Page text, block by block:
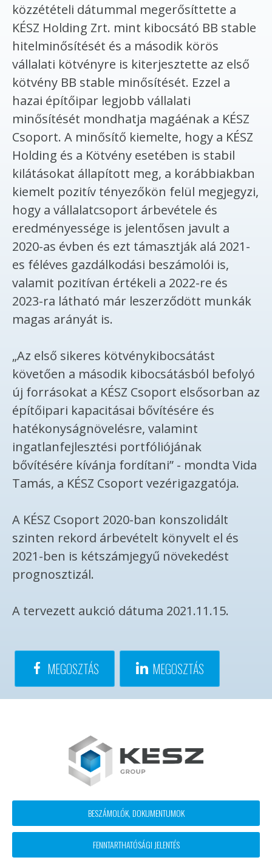
közzétételi dátummal megerősíttette a
KÉSZ Holding Zrt. mint kibocsátó BB stable
hitelminősítését és a második körös
vállalati kötvényre is kiterjesztette az első
kötvény BB stable minősítését. Ezzel a
hazai építőipar legjobb vállalati
minősítését mondhatja magáénak a KÉSZ
Csoport. A minősítő kiemelte, hogy a KÉSZ
Holding és a Kötvény esetében is stabil
kilátásokat állapított meg, a korábbiakban
kiemelt pozitív tényezőkön felül megjegyzi,
hogy a vállalatcsoport árbevétele és
eredményessége is jelentősen javult a
2020-as évben és ezt támasztják alá 2021-
es féléves gazdálkodási beszámolói is,
valamit pozitívan értékeli a 2022-re és
2023-ra látható már leszerződött munkák
magas arányát is.
„Az első sikeres kötvénykibocsátást
követően a második kibocsátásból befolyó
új forrásokat a KÉSZ Csoport elsősorban az
építőipari kapacitásai bővítésére és
hatékonyságnövelésre, valamint
ingatlanfejlesztési portfóliójának
bővítésére kívánja fordítani” - mondta Vida
Tamás, a KÉSZ Csoport vezérigazgatója.
A KÉSZ Csoport 2020-ban konszolidált
szinten rekord árbevételt könyvelt el és
2021-ben is kétszámjegyű növekedést
prognosztizál.
A tervezett aukció dátuma 2021.11.15.
MEGOSZTÁS MEGOSZTÁS
block
menü
BESZÁMOLÓK, DOKUMENTUMOK
FENNTARTHATÓSÁGI JELENTÉS